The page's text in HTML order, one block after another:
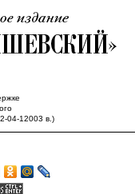
04-12003 в.)